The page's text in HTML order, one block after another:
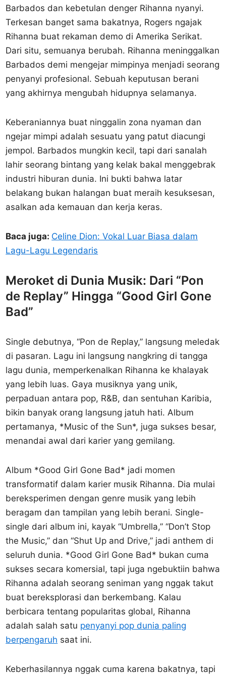
Barbados dan kebetulan denger Rihanna nyanyi.
Terkesan banget sama bakatnya, Rogers ngajak
Rihanna buat rekaman demo di Amerika Serikat.
Dari situ, semuanya berubah. Rihanna meninggalkan
Barbados demi mengejar mimpinya menjadi seorang
penyanyi profesional. Sebuah keputusan berani
yang akhirnya mengubah hidupnya selamanya.
Keberaniannya buat ninggalin zona nyaman dan
ngejar mimpi adalah sesuatu yang patut diacungi
jempol. Barbados mungkin kecil, tapi dari sanalah
lahir seorang bintang yang kelak bakal menggebrak
industri hiburan dunia. Ini bukti bahwa latar
belakang bukan halangan buat meraih kesuksesan,
asalkan ada kemauan dan kerja keras.
Baca juga: Celine Dion: Vokal Luar Biasa dalam
Lagu-Lagu Legendaris
Meroket di Dunia Musik: Dari “Pon
de Replay” Hingga “Good Girl Gone
Bad”
Single debutnya, “Pon de Replay,” langsung meledak
di pasaran. Lagu ini langsung nangkring di tangga
lagu dunia, memperkenalkan Rihanna ke khalayak
yang lebih luas. Gaya musiknya yang unik,
perpaduan antara pop, R&B, dan sentuhan Karibia,
bikin banyak orang langsung jatuh hati. Album
pertamanya, *Music of the Sun*, juga sukses besar,
menandai awal dari karier yang gemilang.
Album *Good Girl Gone Bad* jadi momen
transformatif dalam karier musik Rihanna. Dia mulai
bereksperimen dengan genre musik yang lebih
beragam dan tampilan yang lebih berani. Single-
single dari album ini, kayak “Umbrella,” “Don’t Stop
the Music,” dan “Shut Up and Drive,” jadi anthem di
seluruh dunia. *Good Girl Gone Bad* bukan cuma
sukses secara komersial, tapi juga ngebuktiin bahwa
Rihanna adalah seorang seniman yang nggak takut
buat bereksplorasi dan berkembang. Kalau
berbicara tentang popularitas global, Rihanna
adalah salah satu penyanyi pop dunia paling
berpengaruh saat ini.
Keberhasilannya nggak cuma karena bakatnya, tapi